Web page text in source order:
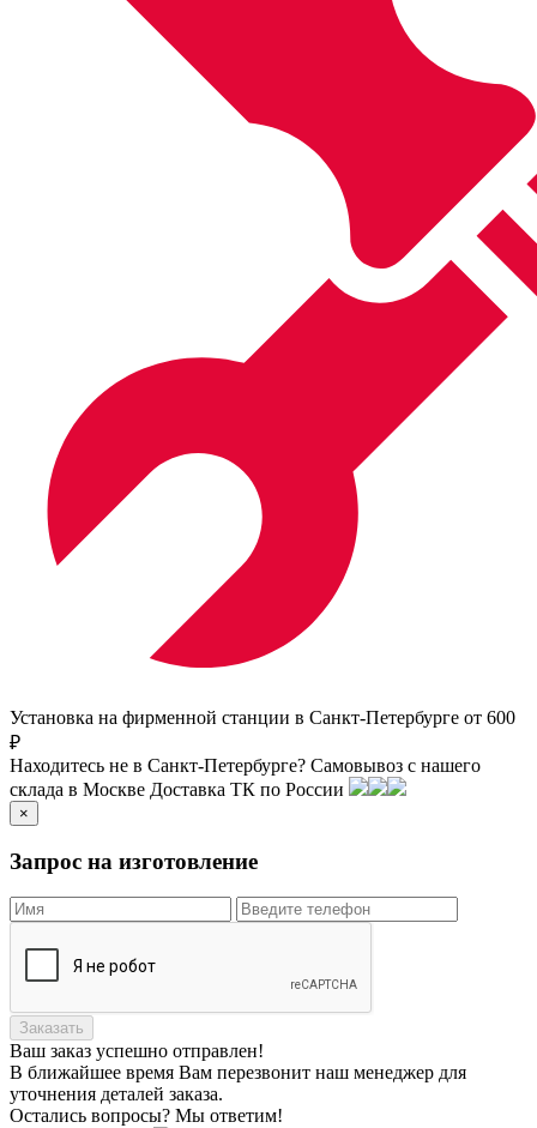
Установка на фирменной станции в Санкт-Петербурге от 600
₽
Находитесь не в Санкт-Петербурге? Самовывоз с нашего
склада в Москве Доставка ТК по России
×
Запрос на изготовление
Заказать
Ваш заказ успешно отправлен!
В ближайшее время Вам перезвонит наш менеджер для
уточнения деталей заказа.
Остались вопросы? Мы ответим!